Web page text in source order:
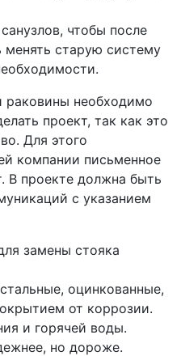
чтобы после
менять старую систему
раковины необходимо
проект, так как это
Для этого
компании письменное
В проекте должна быть
с указанием
замены стояка
оцинкованные,
от коррозии.
и горячей воды.
но дороже.